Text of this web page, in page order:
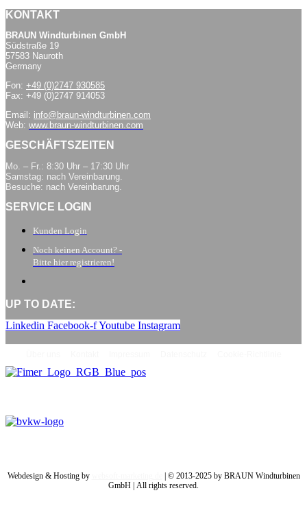
KONTAKT
BRAUN Windturbinen GmbH
Südstraße 19
57583 Nauroth
Germany
Fon: +49 (0)2747 930585
Fax: +49 (0)2747 914053
Email: info@braun-windturbinen.com
Web: www.braun-windturbinen.com
GESCHÄFTSZEITEN
Mo. – Fr.: 8:30 Uhr – 17:30 Uhr
Samstag: nach Vereinbarung.
Besuche: nach Vereinbarung.
SERVICE LOGIN
Kunden Login
Noch keinen Account? -
Bitte hier registrieren!
UP TO DATE:
Linkedin Facebook-fYoutube Instagram
Webdesign & Hosting by
| © 2013-2025 by BRAUN Windturbinen
GmbH | All rights reserved.